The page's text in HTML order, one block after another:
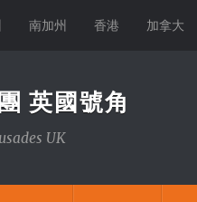
南加州 香港 加拿大
英國號角
UK